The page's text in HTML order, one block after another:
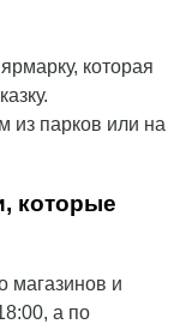
которая
из парков или на
которые
магазинов и
а по